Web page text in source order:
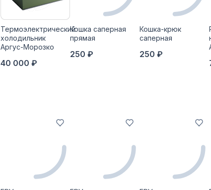
Термоэлектрический
холодильник
Аргус-Морозко
40 000 ₽
Кошка саперная
прямая
250 ₽
Кошка-крюк
саперная
250 ₽